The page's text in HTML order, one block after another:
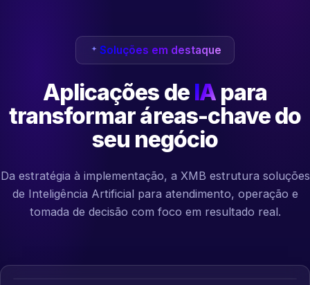
Soluções em destaque
Aplicações de IApara
transformaráreas-chave do
seu negócio
Da estratégia à implementação, a XMB estrutura soluções
de Inteligência Artificial para atendimento, operação e
tomada de decisão com foco em resultado real.